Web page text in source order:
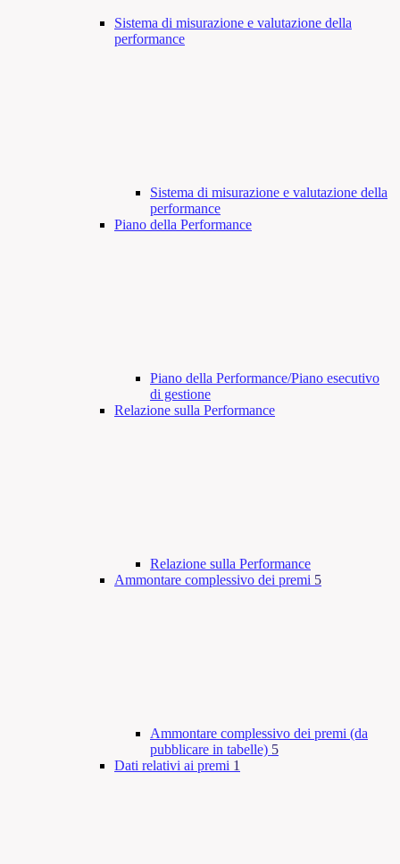
Sistema di misurazione e valutazione della
performance
Sistema di misurazione e valutazione della
performance
Piano della Performance
Piano della Performance/Piano esecutivo
di gestione
Relazione sulla Performance
Relazione sulla Performance
Ammontare complessivo dei premi 5
Ammontare complessivo dei premi (da
pubblicare in tabelle) 5
Dati relativi ai premi 1